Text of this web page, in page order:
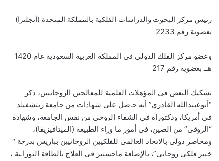
رئيس مركز البحوث والدراسات الفلكية بالمملكة المتحدة (أنجلترا)
بعضوية رقم 2233
وعضو مركز الفلك الدولي في المملكة العربية السعودية عام 1420
هــ بعضوية رقم 217
تشكيك البعض فى المؤهلات العلمية للمعالجين الروحانيين، ذكر
“أبوعبيدالله القادري” أنه حاصل على شهادات من جامعة ريتشفيلد
فى أمريكا، ودكتوراة فى الشفاء الروحى من نفس الجامعة، وشهادة
“الروقى” من الصين، فى أمور ما وراء الطبيعة (الميتافيزيقا)،
ومحاضر دولى بالاتحاد العالمى للفلكيين الروحانيين بباريس بدرجة “
خبير فلكى روحانى”، بالإضافة ماجستير فى العلاج بالطاقة النورانية ،